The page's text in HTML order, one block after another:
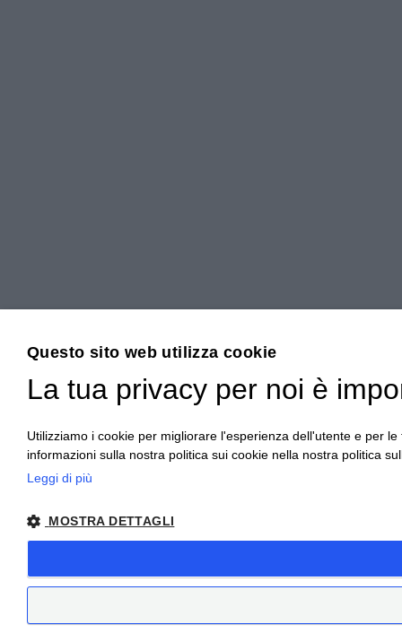
Questo sito web utilizza cookie
La tua privacy per noi è
Utilizziamo i cookie per migliorare l'esperienza dell'utente e per
informazioni sulla nostra politica sui cookie nella nostra politica
Leggi di più
MOSTRA DETTAGLI